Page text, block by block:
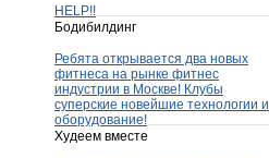
HELP!!
Бодибилдинг
Ребята открывается два новых
фитнеса на рынке фитнес
индустрии в Москве! Клубы
суперские новейшие технологии и
оборудование!
Худеем вместе